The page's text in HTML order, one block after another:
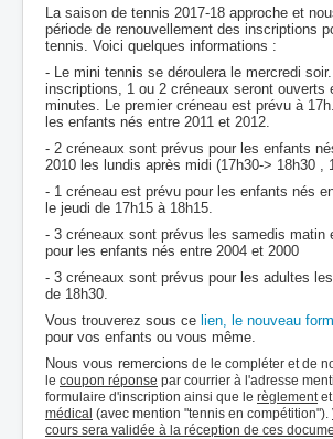
La saison de tennis 2017-18 approche et
période de renouvellement des inscriptions
tennis. Voici quelques informations :
- Le mini tennis se déroulera le mercredi
inscriptions, 1 ou 2 créneaux seront ouverts
minutes. Le premier créneau est prévu à
les enfants nés entre 2011 et 2012.
- 2 créneaux sont prévus pour les enfants
2010 les lundis après midi (17h30-> 18h30 ,
- 1 créneau est prévu pour les enfants nés
le jeudi de 17h15 à 18h15.
- 3 créneaux sont prévus les samedis matin
pour les enfants nés entre 2004 et 2000
- 3 créneaux sont prévus pour les adultes
de 18h30.
Vous trouverez sous ce lien, le nouveau
pour vos enfants ou vous même.
Nous vous remercions de le compléter et de
le coupon réponse par courrier à l'adresse
formulaire d'inscription ainsi que le règlementet
médical (avec mention "tennis en compétition").
cours sera validée à la réception de ces